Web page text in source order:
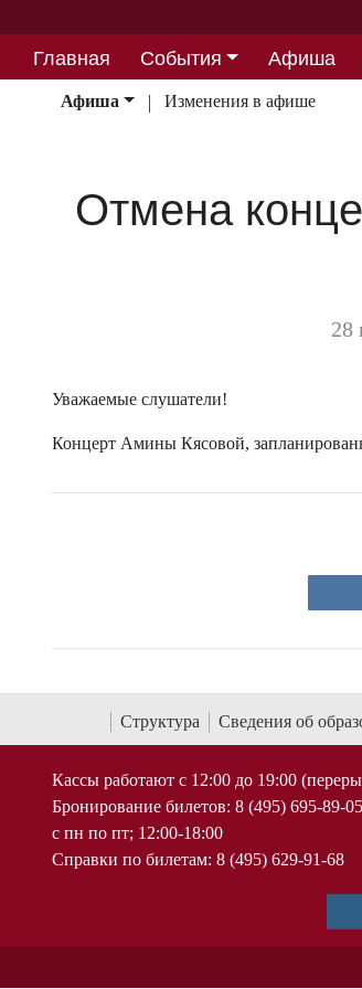
Главная События Афиша
Партнерство
Афиша Изменения в афише
Отмена
28
Уважаемые слушатели!
Концерт Амины Кясовой,
Структура Сведения об
Кассы работают с 12:00 до 19:00
Бронирование билетов: 8 (495) 695-89-
с пн по пт; 12:00-18:00
Справки по билетам: 8 (495) 629-91-68